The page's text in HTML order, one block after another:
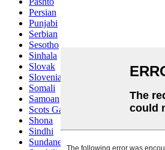
Persian
Punjabi
Serbian
Sesotho
Sinhala
Slovak
Slovenian
Somali
Samoan
Scots Gaelic
Shona
Sindhi
Sundanese